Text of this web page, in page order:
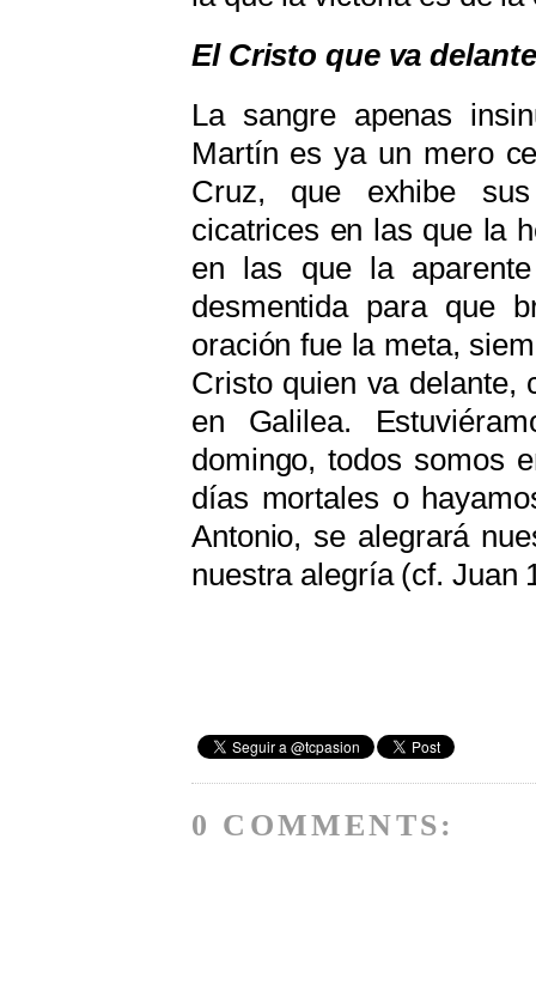
El Cristo que va delante
La sangre apenas
Martín es ya un mero
Cruz, que exhibe
cicatrices en las que la
en las que la
desmentida para que
oración fue la meta,
Cristo quien va delante,
en Galilea.
domingo, todos somos
días mortales o
Antonio, se alegrará
nuestra alegría (cf. Juan
0 COMMENTS: